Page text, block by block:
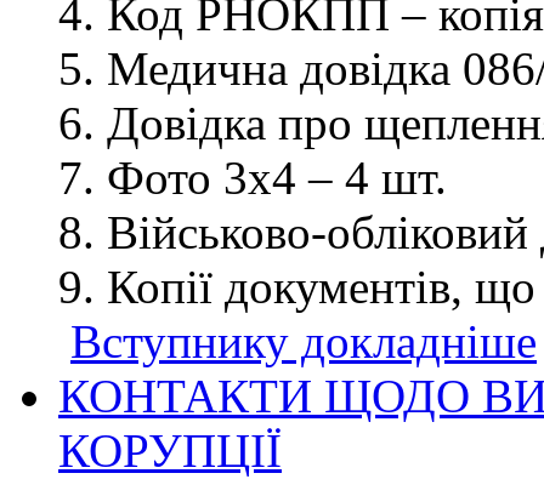
Код РНОКПП – копія
Медична довідка
Довідка про
Фото 3х4 – 4 шт.
Військово-
Копії документів,
Вступнику докладніше
КОНТАКТИ ЩОДО
КОРУПЦІЇ